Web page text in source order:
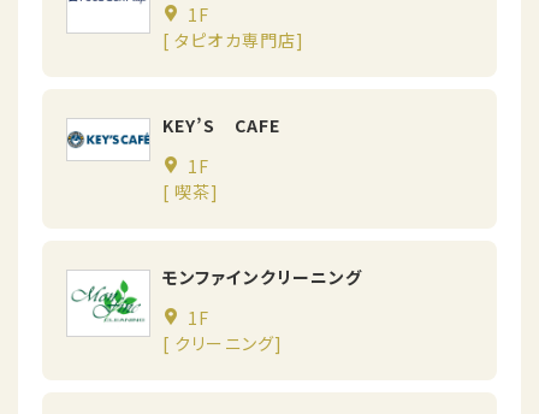
1F
[ タピオカ専門店]
KEY’S CAFE
1F
[ 喫茶]
モンファインクリーニング
1F
[ クリーニング]